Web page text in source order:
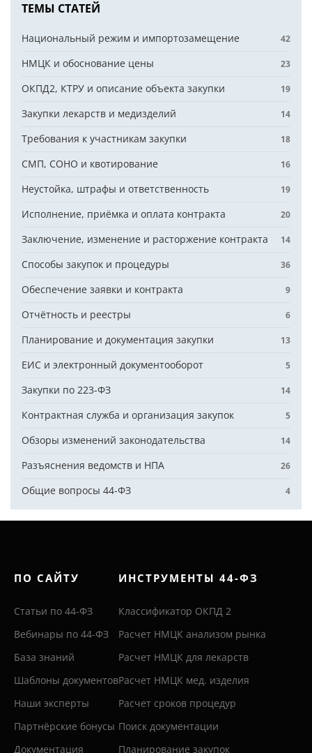
ТЕМЫ СТАТЕЙ
Национальный режим и импортозамещение 42
НМЦК и обоснование цены 23
ОКПД2, КТРУ и описание объекта закупки 19
Закупки лекарств и медизделий 14
Требования к участникам закупки 18
СМП, СОНО и квотирование 16
Неустойка, штрафы и ответственность 19
Исполнение, приёмка и оплата контракта 20
Заключение, изменение и расторжение контракта 14
Способы закупок и процедуры 36
Обеспечение заявки и контракта 9
Отчётность и реестры 6
Планирование и документация закупки 13
ЕИС и электронный документооборот 5
Закупки по 223-ФЗ 14
Контрактная служба и организация закупок 5
Обзоры изменений законодательства 14
Разъяснения ведомств и НПА 26
Общие вопросы 44-ФЗ 4
ПО САЙТУ
Статьи по 44-ФЗ
Вебинары по 44-ФЗ
База знаний
Шаблоны документов
Наши эксперты
Партнёрские бонусы
Документация
ИНСТРУМЕНТЫ 44-ФЗ
Классификатор ОКПД 2
Расчет НМЦК анализом рынка
Расчет НМЦК для лекарств
Расчет НМЦК мед. изделия
Расчет сроков процедур
Поиск документации
Планирование закупок